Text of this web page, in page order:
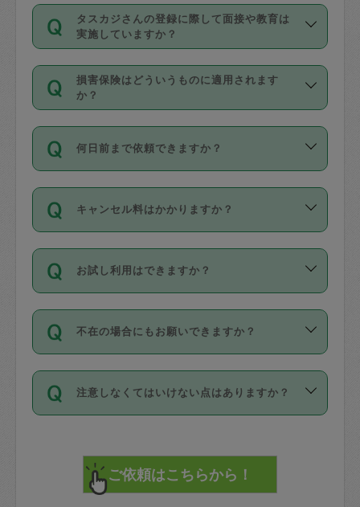
動計算で表示されます。
開始時間を２時間前後変更することが可
能です。依頼送信後、個別にタスカジさ
んにメッセージを送り調整してくださ
い。ただし、２時間を越えての調整はで
時間も被らない場合、損害保険の対象外
する前にタスカジさんのプロフィールで
確認してください。
基本的に、高所での作業や危険作業、屋
外での作業は対象外です。
主婦として長年の家事経験をお持ちの
方、栄養士・調理師といった資格者で保
育園や学校の給食やレストランで料理関
係の専門職に従事されていた方、日本で
すでにハウスキーパーや英語の先生とし
てお仕事をしているフィリピン出身の
社員など様々なバックグラウンドの方が
登録しています。
日本語も話せる方など様々です。
ールに記載していますので、各自の得意
を依頼してください。
タスカジさんの登録に際して面接や教育は
実施していますか？
応募の際に、各自事務局との面接と説明
を行っています。その後、身分証明書の
写真提出をしていただいています。外国
確認しています。タスカジさんトレーニ
ング動画を使ったセルフトレーニングの
現場トライアルを受け、合格したタスカ
ジさんが活動されています。
※テストセンターの講評は１件目のレビュ
参考
【詳細】タスカジさんの登録に際
損害保険はどういうものに適用されます
か？
依頼者とタスカジさんとの間でタスカジ
を通して成立した作業時間内での作業に
適用されます。作業範囲は、掃除、洗
です。作業中に物を壊したり、人にけが
をさせたりした場合が対象で、補償金額
す。
写真を撮り、
詳細FAQ：
損害賠償保険について教えて
何日前まで依頼できますか？
ご依頼は、現在を起点に3日後（72時間
以降）の日時から受付可能となっていま
す。
タスカジさんへ「募集」をかけることが
可能です。
キャンセル料はかかりますか？
キャンセル料には、以下の2種類がありま
す。
1. 直前キャンセル（定期、スポット契約
共通）
72時間を超える※と、以下のキャンセル
料が発生します。
直前キャンセル料：
72時間前〜24時間前＝依頼料金の50%
お試し利用はできますか？
「お試し利用」というメニューはありま
せんが、「一回のみ」依頼を活用するこ
とによって、気に入ったタスカジさんを
まず、条件の合う気になるタスカジさ
みてください。
その後、一番気に入ったタスカジさんに
不在の場合にもお願いできますか？
不在の場合の作業はタスカジさんの同意
が必要です。数回の依頼ののち、タスカ
ジさんと依頼者の間で十分な信頼関係が
てください。
不在時に部屋に入るためにタスカジさん
注意しなくてはいけない点はありますか？
で、必ず鍵のかかるロッカーや金庫に入
れて依頼者の責任の元管理するよう心掛
けてください。